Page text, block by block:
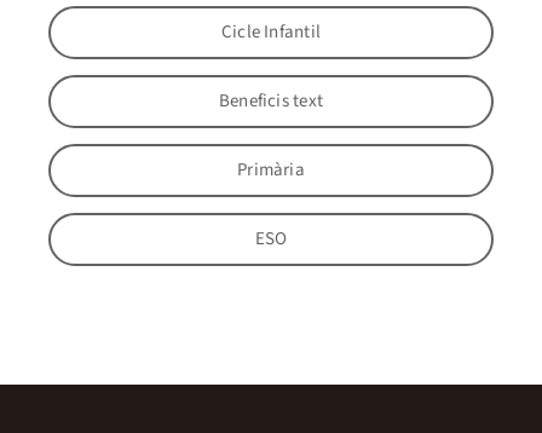
Cicle Infantil
Beneficis text
Primària
ESO